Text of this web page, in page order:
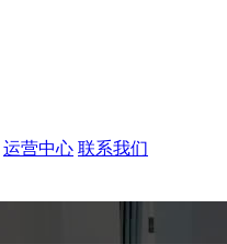
运营中心 联系我们